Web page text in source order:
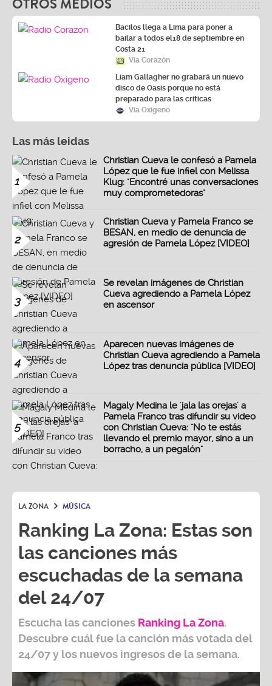
OTROS MEDIOS
Bacilos llega a Lima para poner a
bailar a todos el18 de septiembre en
Costa 21
Vía Corazón
Liam Gallagher no grabará un nuevo
disco de Oasis porque no está
preparado para las críticas
Vía Oxígeno
Las más leidas
1
Christian Cueva le confesó a Pamela
López que le fue infiel con Melissa
Klug: "Encontré unas conversaciones
muy comprometedoras"
2
Christian Cueva y Pamela Franco se
BESAN, en medio de denuncia de
agresión de Pamela López [VIDEO]
3
Se revelan imágenes de Christian
Cueva agrediendo a Pamela López
en ascensor
4
Aparecen nuevas imágenes de
Christian Cueva agrediendo a Pamela
López tras denuncia pública [VIDEO]
5
Magaly Medina le 'jala las orejas' a
Pamela Franco tras difundir su video
con Christian Cueva: "No te estás
llevando el premio mayor, sino a un
borracho, a un pegalón"
LA ZONA MÚSICA
Ranking La Zona: Estas son
las canciones más
escuchadas de la semana
del 24/07
Escucha las canciones Ranking La Zona.
Descubre cuál fue la canción más votada del
24/07y los nuevos ingresos de la semana.